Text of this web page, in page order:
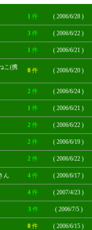
1 件 ( 2006/6/28 )
3 件 ( 2006/6/22 )
1 件 ( 2006/6/21 )
0 件 ( 2006/6/20 )
2 件 ( 2006/6/24 )
1 件 ( 2006/6/21 )
2 件 ( 2006/6/22 )
2 件 ( 2006/6/19 )
2 件 ( 2006/6/22 )
4 件 ( 2006/6/17 )
4 件 ( 2007/4/23 )
3 件 ( 2006/7/5 )
0 件 ( 2006/6/15 )